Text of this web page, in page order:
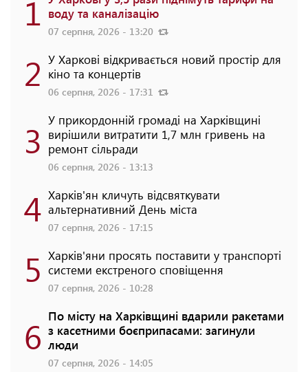
1 воду та каналізацію
07 серпня, 2026 - 13:20
2 У Харкові відкривається новий простір для
кіно та концертів
06 серпня, 2026 - 17:31
3 У прикордонній громаді на Харківщині
вирішили витратити 1,7 млн гривень на
ремонт сільради
06 серпня, 2026 - 13:13
4 Харків'ян кличуть відсвяткувати
альтернативний День міста
07 серпня, 2026 - 17:15
5 Харків'яни просять поставити у транспорті
системи екстреного сповіщення
07 серпня, 2026 - 10:28
6 По місту на Харківщині вдарили ракетами
з касетними боєприпасами: загинули
люди
07 серпня, 2026 - 14:05